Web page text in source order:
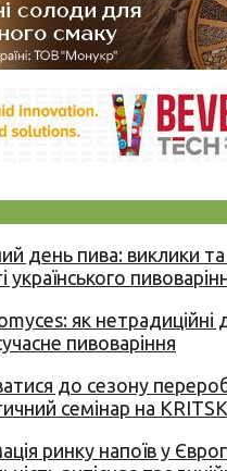
день пива: виклики та
як нетрадиційні
пивоваріння
до сезону
семінар на
ринку напоїв у